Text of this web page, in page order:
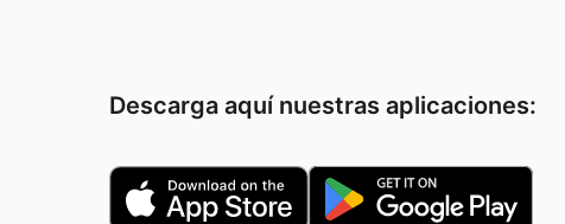
Descarga aquí nuestras aplicaciones: